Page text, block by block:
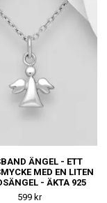
ÄNGEL - ETT
MED EN LITEN
- ÄKTA 925
SILVER
599 kr